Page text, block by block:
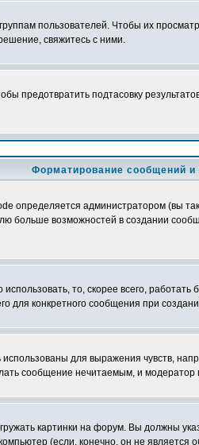
пользователей. Чтобы их
свяжитесь с ними.
предотвратить подтасовку
Форматирование сообщений
определяется администратором (вы
больше возможностей в создании
то, скорее всего, работать
для конкретного сообщения при
для выражения чувств,
сообщение нечитаемым, и
картинки на форум. Вы должны
(если, конечно, он не